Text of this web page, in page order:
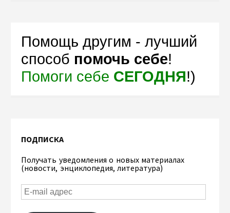
Помощь другим - лучший
способ помочь себе!
Помоги себе СЕГОДНЯ!)
ПОДПИСКА
Получать уведомления о новых материалах
(новости, энциклопедия, литература)